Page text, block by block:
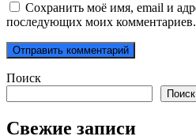
Сохранить моё имя, email и
последующих моих комментариев.
Поиск
Поиск
Свежие записи